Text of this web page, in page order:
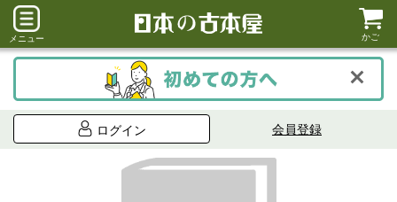
メニュー かご
ログイン 会員登録